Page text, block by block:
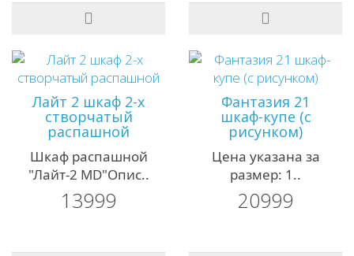
Лайт 2 шкаф 2-х
створчатый
распашной
Шкаф распашной
"Лайт-2 MD"Опис..
13999
Фантазия 21
шкаф-купе (с
рисунком)
Цена указана за
размер: 1..
20999